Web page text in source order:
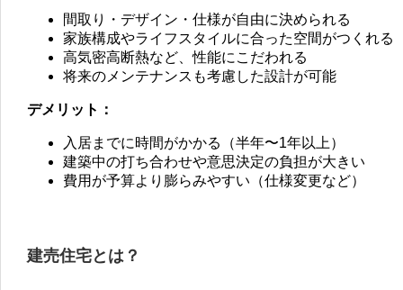
間取り・デザイン・仕様が自由に決められる
家族構成やライフスタイルに合った空間がつくれる
高気密高断熱など、性能にこだわれる
将来のメンテナンスも考慮した設計が可能
デメリット：
入居までに時間がかかる（半年〜1年以上）
建築中の打ち合わせや意思決定の負担が大きい
費用が予算より膨らみやすい（仕様変更など）
建売住宅とは？